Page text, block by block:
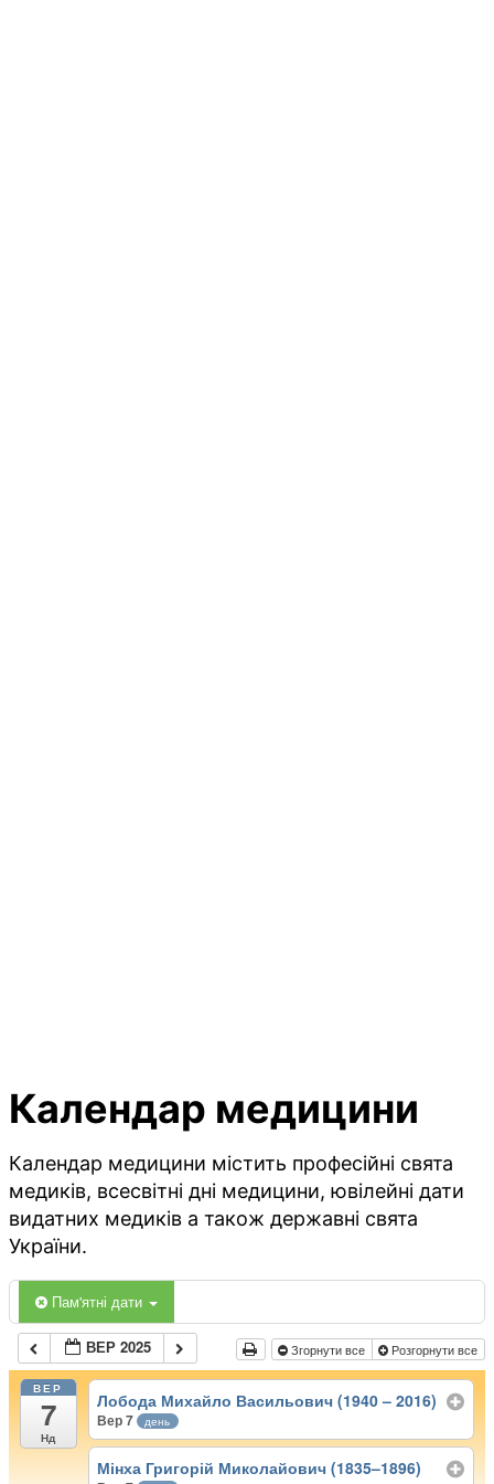
Календар медицини
Календар медицини містить професійні свята
медиків, всесвітні дні медицини, ювілейні дати
видатних медиків а також державні свята
України.
Пам'ятні дати
ВЕР 2025 Згорнути все Розгорнути все
ВЕР
7
Нд
Лобода Михайло Васильович (1940 – 2016)
Вер 7 день
Мінха Григорій Миколайович (1835–1896)